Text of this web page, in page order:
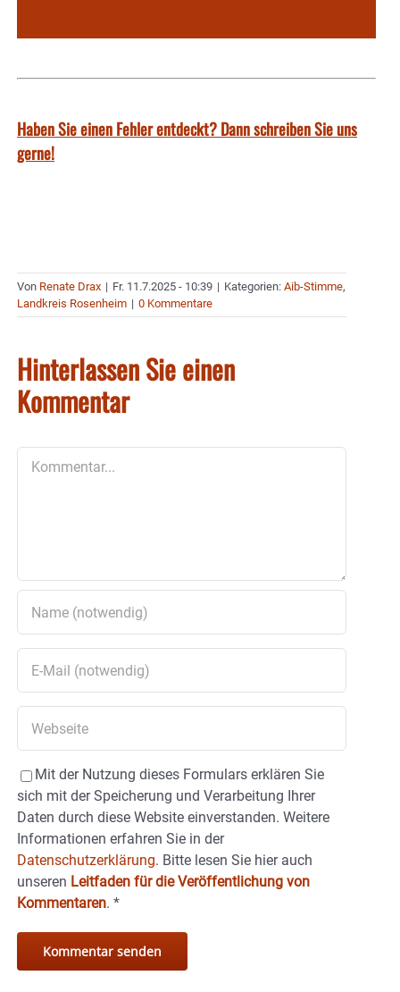
Haben Sie einen Fehler entdeckt? Dann schreiben Sie uns
gerne!
Von Renate Drax | Fr. 11.7.2025 - 10:39 | Kategorien: Aib-Stimme,
Landkreis Rosenheim | 0 Kommentare
Hinterlassen Sie einen
Kommentar
Mit der Nutzung dieses Formulars erklären Sie
sich mit der Speicherung und Verarbeitung Ihrer
Daten durch diese Website einverstanden. Weitere
Informationen erfahren Sie in der
Datenschutzerklärung. Bitte lesen Sie hier auch
unseren Leitfaden für die Veröffentlichung von
Kommentaren. *